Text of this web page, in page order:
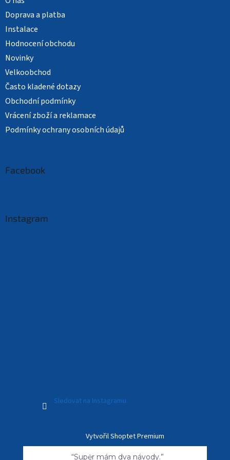
Doprava a platba
Instalace
Hodnocení obchodu
Novinky
Velkoobchod
Často kladené dotazy
Obchodní podmínky
Vrácení zboží a reklamace
Podmínky ochrany osobních údajů
Facebook
Instagram
Sledovat na Instagramu
Vytvořil Shoptet Premium
100 %
doporučuje